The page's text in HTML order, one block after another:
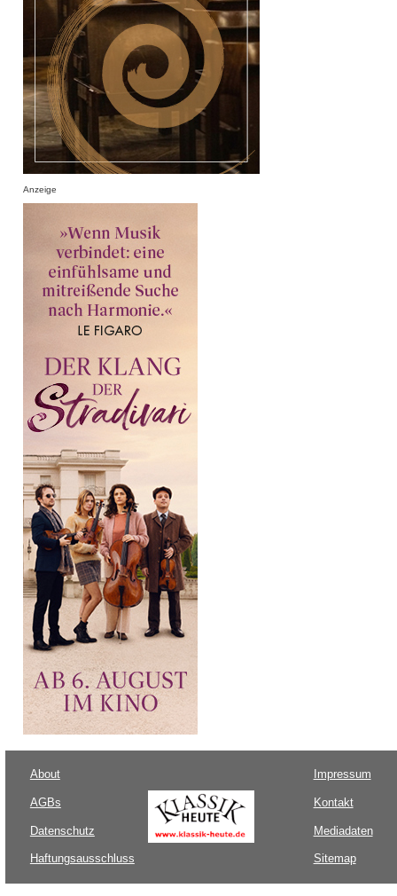
Anzeige
About
AGBs
Datenschutz
Haftungsausschluss
Impressum
Kontakt
Mediadaten
Sitemap